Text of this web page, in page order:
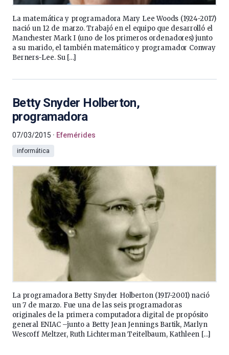
La matemática y programadora Mary Lee Woods (1924-2017)
nació un 12 de marzo. Trabajó en el equipo que desarrolló el
Manchester Mark I (uno de los primeros ordenadores) junto
a su marido, el también matemático y programador Conway
Berners-Lee. Su […]
Betty Snyder Holberton,
programadora
07/03/2015 Efemérides
informática
La programadora Betty Snyder Holberton (1917-2001) nació
un 7 de marzo. Fue una de las seis programadoras
originales de la primera computadora digital de propósito
general ENIAC –junto a Betty Jean Jennings Bartik, Marlyn
Wescoff Meltzer, Ruth Lichterman Teitelbaum, Kathleen […]